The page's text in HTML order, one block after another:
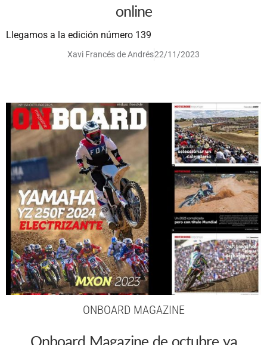
online
Llegamos a la edición número 139
Xavi Francés de Andrés22/11/2023
ONBOARD MAGAZINE
Onboard Magazine de octubre ya